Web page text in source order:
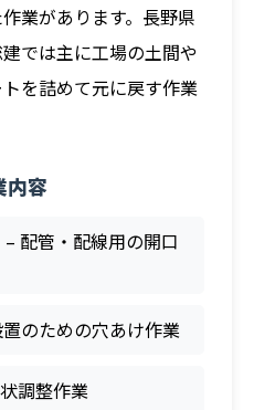
業があります。長野県
では主に工場の土間や
を詰めて元に戻す作業
内容
– 配管・配線用の開口
のための穴あけ作業
調整作業